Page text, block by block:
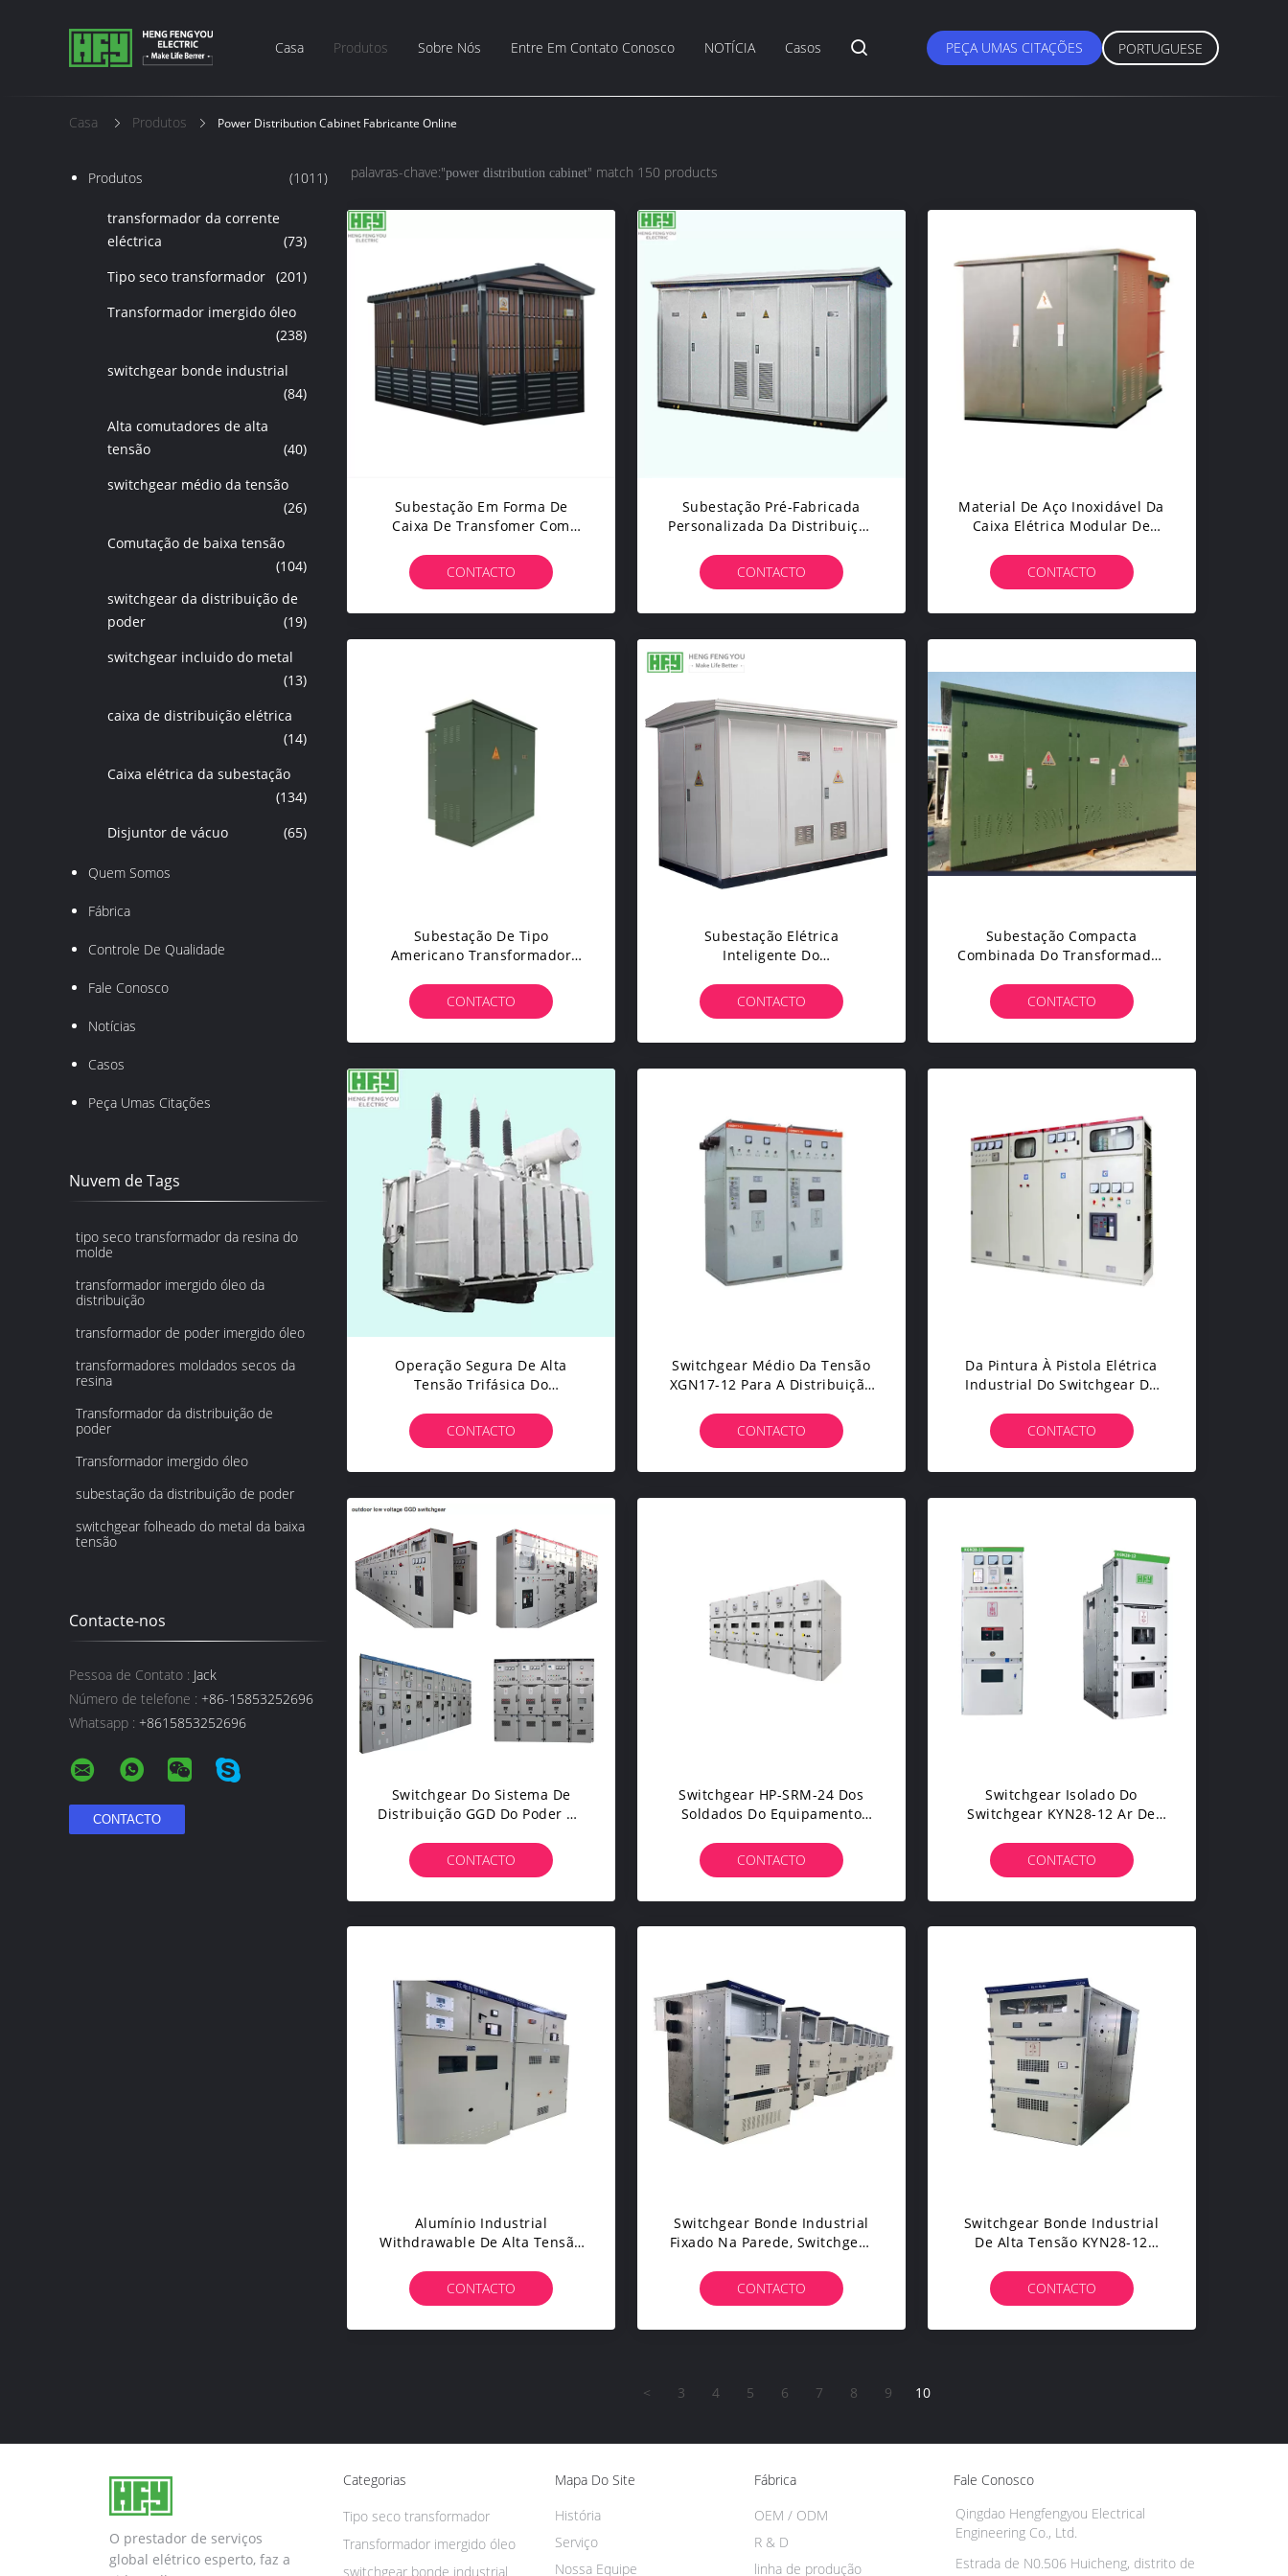
Casa Produtos Sobre Nós Entre Em Contato Conosco NOTÍCIA Casos PEÇA UMAS CITAÇÕES PORTUGUESE
Casa Produtos Power Distribution Cabinet Fabricante Online
Produtos (1011)
transformador da corrente
eléctrica
(73)
Tipo seco transformador (201)
Transformador imergido óleo
(238)
switchgear bonde industrial
(84)
Alta comutadores de alta
tensão
(40)
switchgear médio da tensão
(26)
Comutação de baixa tensão
(104)
switchgear da distribuição de
poder
(19)
switchgear incluido do metal
(13)
caixa de distribuição elétrica
(14)
Caixa elétrica da subestação
(134)
Disjuntor de vácuo
(65)
Quem Somos
Fábrica
Controle De Qualidade
Fale Conosco
Notícias
Casos
Peça Umas Citações
Nuvem de Tags
tipo seco transformador da resina do
molde
transformador imergido óleo da
distribuição
transformador de poder imergido óleo
transformadores moldados secos da
resina
Transformador da distribuição de
poder
Transformador imergido óleo
subestação da distribuição de poder
switchgear folheado do metal da baixa
tensão
Contacte-nos
Pessoa de Contato : Jack
Número de telefone : +86-15853252696
Whatsapp : +8615853252696
palavras-chave:"power distribution cabinet" match 150 products
Subestação Em Forma De
Caixa De Transfomer Com
Metal-Folheado Do Poder Do
Painel De Comando Principal
CONTACTO
Subestação Pré-Fabricada
Personalizada Da Distribuição
630KVA 2500A Da UE Estojo
Compacto Exterior
CONTACTO
Material De Aço Inoxidável Da
Caixa Elétrica Modular De
Subestação Feito
CONTACTO
Subestação De Tipo
Americano Transformador
Fábrica
CONTACTO
Subestação Elétrica
Inteligente Do
Em Forma De Caixa 12 Meses
De Garantia
CONTACTO
Subestação Compacta
Combinada Do Transformador
Americano
CONTACTO
Operação Segura De Alta
Tensão Trifásica Do
Elétrica De Grande
Capacidade
CONTACTO
Switchgear Médio Da Tensão
XGN17-12 Para A Distribuição
CONTACTO
Da Pintura À Pistola Elétrica
Industrial Do Switchgear Da
Superfície
CONTACTO
Switchgear Do Sistema De
Distribuição GGD Do Poder Da
CONTACTO
Switchgear HP-SRM-24 Dos
Soldados Do Equipamento
CONTACTO
Switchgear Isolado Do
Switchgear KYN28-12 Ar De
Para A Distribuição De Poder
CONTACTO
Alumínio Industrial
Withdrawable De Alta Tensão
Poder - Zinco Feito
CONTACTO
Switchgear Bonde Industrial
Fixado Na Parede, Switchgear
CONTACTO
Switchgear Bonde Industrial
De Alta Tensão KYN28-12
CONTACTO
< 3 4 5 6 7 8 9 10
O prestador de serviços
global elétrico esperto, faz a
Categorias
Tipo seco transformador
Transformador imergido óleo
switchgear bonde industrial
Mapa Do Site
História
Serviço
Nossa Equipe
Fábrica
linha de produção
OEM / ODM
R & D
Fale Conosco
Qingdao Hengfengyou Electrical
Engineering Co., Ltd.
Estrada de N0.506 Huicheng, distrito de